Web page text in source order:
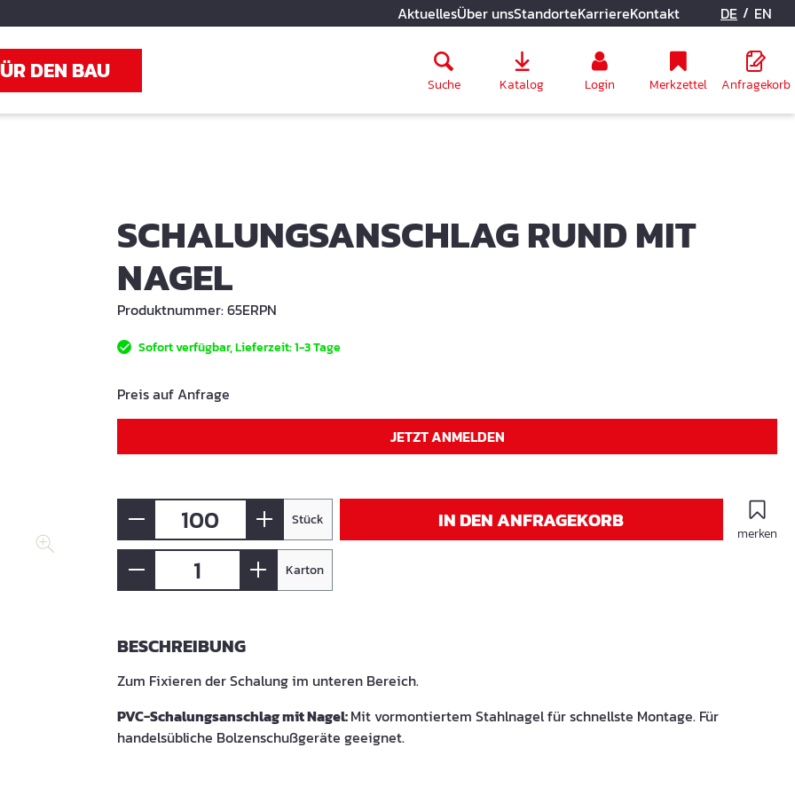
AktuellesÜber unsStandorteKarriereKontakt DE / EN
DEN BAU Suche Katalog Login Merkzettel Anfragekorb
SCHALUNGSANSCHLAG RUND MIT
NAGEL
Produktnummer:65ERPN
Sofort verfügbar, Lieferzeit: 1-3 Tage
Preis auf Anfrage
JETZT ANMELDEN
Stück
Karton
IN DEN ANFRAGEKORB
merken
BESCHREIBUNG
Zum Fixieren der Schalung im unteren Bereich.
PVC-Schalungsanschlag mit Nagel:Mit vormontiertem Stahlnagel für schnellste Montage. Für
handelsübliche Bolzenschußgeräte geeignet.